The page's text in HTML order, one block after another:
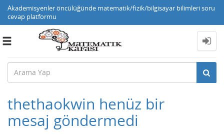
Akademisyenler öncülüğünde matematik/fizik/bilgisayar bilimleri soru
cevap platformu
Toggle
thethaokwin henüz bir
mesaj göndermedi